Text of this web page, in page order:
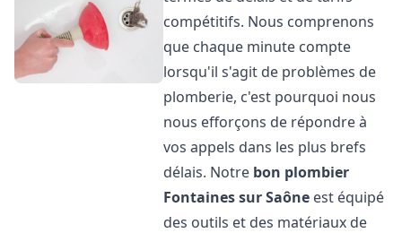
compétitifs. Nous comprenons
que chaque minute compte
lorsqu'il s'agit de problèmes de
plomberie, c'est pourquoi nous
nous efforçons de répondre à
vos appels dans les plus brefs
délais. Notre bon plombier
Fontaines sur Saône est équipé
des outils et des matériaux de